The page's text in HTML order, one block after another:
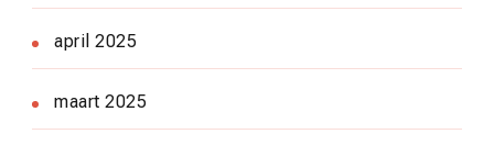
april 2025
maart 2025